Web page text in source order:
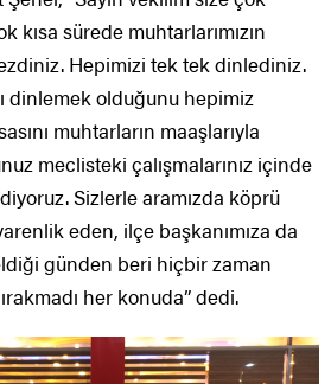
kısa sürede muhtarlarımızın
Hepimizi tek tek dinlediniz.
dinlemek olduğunu hepimiz
muhtarların maaşlarıyla
meclisteki çalışmalarınız içinde
Sizlerle aramızda köprü
eden, ilçe başkanımıza da
günden beri hiçbir zaman
her konuda” dedi.